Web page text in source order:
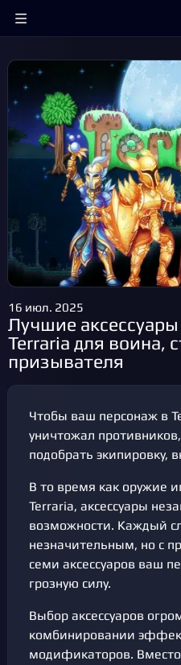
16 июл. 2025
Лучшие аксессуары
Terraria для воина,
призывателя
Чтобы ваш персонаж в
уничтожал
подобрать экипировку,
В то время как оружие
Terraria, аксессуары
возможности. Каждый
незначительным, но с
семи аксессуаров ваш
грозную силу.
Выбор аксессуаров
комбинировании
модификаторов.